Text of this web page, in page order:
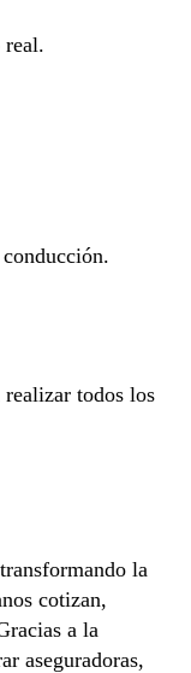
real.
realizar todos los
la
cotizan,
a la
aseguradoras,